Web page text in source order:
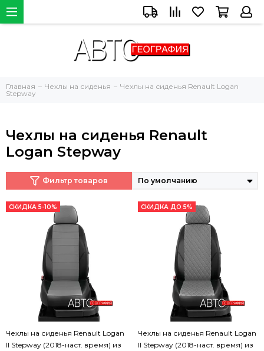
Главная Чехлы на сиденья
Чехлы на сиденья Renault Logan
Stepway
Чехлы на сиденья Renault
Logan Stepway
Фильтр товаров
СКИДКА 5-10%
Чехлы на сиденья Renault Logan
II Stepway (2018-наст. время) из
СКИДКА ДО 5%
Чехлы на сиденья Renault Logan
II Stepway (2018-наст. время) из